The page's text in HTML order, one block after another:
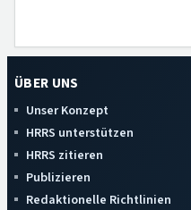
ÜBER UNS
Unser Konzept
HRRS unterstützen
HRRS zitieren
Publizieren
Redaktionelle Richtlinien